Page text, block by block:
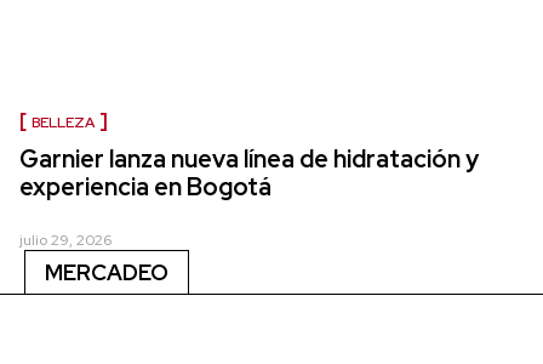
BELLEZA
Garnier lanza nueva línea de hidratación y
experiencia en Bogotá
julio 29, 2026
MERCADEO